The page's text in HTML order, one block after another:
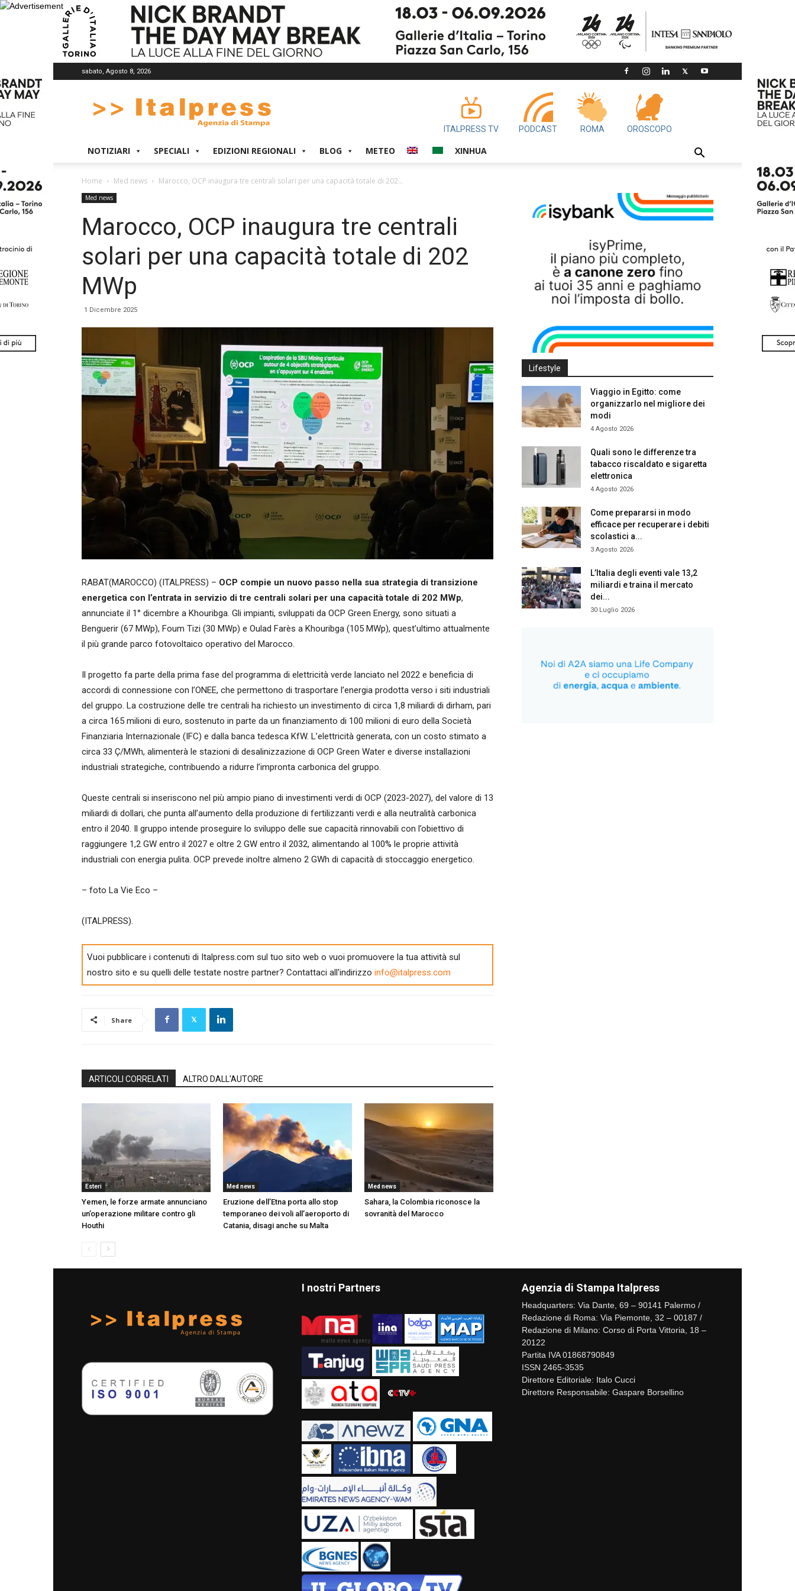
sabato, Agosto 8, 2026
ITALPRESS TV PODCAST ROMA OROSCOPO
NOTIZIARI SPECIALI EDIZIONI REGIONALI BLOG METEO XINHUA
Home Med news Marocco, OCP inaugura tre centrali solari per una capacità totale di 202...
Med news
Marocco, OCP inaugura tre centrali
solari per una capacità totale di 202
MWp
1 Dicembre 2025
RABAT(MAROCCO) (ITALPRESS) – OCP compie un nuovo passo nella sua strategia di transizione
energetica con l’entrata in servizio di tre centrali solari per una capacità totale di 202 MWp,
annunciate il 1° dicembre a Khouribga. Gli impianti, sviluppati da OCP Green Energy, sono situati a
Benguerir (67 MWp), Foum Tizi (30 MWp) e Oulad Farès a Khouribga (105 MWp), quest’ultimo attualmente
il più grande parco fotovoltaico operativo del Marocco.
Il progetto fa parte della prima fase del programma di elettricità verde lanciato nel 2022 e beneficia di
accordi di connessione con l’ONEE, che permettono di trasportare l’energia prodotta verso i siti industriali
del gruppo. La costruzione delle tre centrali ha richiesto un investimento di circa 1,8 miliardi di dirham, pari
a circa 165 milioni di euro, sostenuto in parte da un finanziamento di 100 milioni di euro della Società
Finanziaria Internazionale (IFC) e dalla banca tedesca KfW. L’elettricità generata, con un costo stimato a
circa 33 Ç/MWh, alimenterà le stazioni di desalinizzazione di OCP Green Water e diverse installazioni
industriali strategiche, contribuendo a ridurre l’impronta carbonica del gruppo.
Queste centrali si inseriscono nel più ampio piano di investimenti verdi di OCP (2023-2027), del valore di 13
miliardi di dollari, che punta all’aumento della produzione di fertilizzanti verdi e alla neutralità carbonica
entro il 2040. Il gruppo intende proseguire lo sviluppo delle sue capacità rinnovabili con l’obiettivo di
raggiungere 1,2 GW entro il 2027 e oltre 2 GW entro il 2032, alimentando al 100% le proprie attività
industriali con energia pulita. OCP prevede inoltre almeno 2 GWh di capacità di stoccaggio energetico.
– foto La Vie Eco –
(ITALPRESS).
Vuoi pubblicare i contenuti di Italpress.com sul tuo sito web o vuoi promuovere la tua attività sul
nostro sito e su quelli delle testate nostre partner? Contattaci all'indirizzo info@italpress.com
Share
ARTICOLI CORRELATI ALTRO DALL'AUTORE
Esteri
Yemen, le forze armate annunciano
un’operazione militare contro gli
Houthi
Med news
Eruzione dell’Etna porta allo stop
temporaneo dei voli all’aeroporto di
Catania, disagi anche su Malta
Med news
Sahara, la Colombia riconosce la
sovranità del Marocco
Lifestyle
Viaggio in Egitto: come
organizzarlo nel migliore dei
modi
4 Agosto 2026
Quali sono le differenze tra
tabacco riscaldato e sigaretta
elettronica
4 Agosto 2026
Come prepararsi in modo
efficace per recuperare i debiti
scolastici a...
3 Agosto 2026
L’Italia degli eventi vale 13,2
miliardi e traina il mercato
dei...
30 Luglio 2026
I nostri Partners Agenzia di Stampa Italpress
Headquarters: Via Dante, 69 – 90141 Palermo /
Redazione di Roma: Via Piemonte, 32 – 00187 /
Redazione di Milano: Corso di Porta Vittoria, 18 –
20122
Partita IVA 01868790849
ISSN 2465-3535
Direttore Editoriale: Italo Cucci
Direttore Responsabile: Gaspare Borsellino